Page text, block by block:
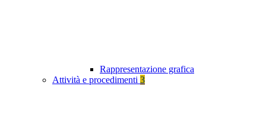
Rappresentazione grafica
Attività e procedimenti 3